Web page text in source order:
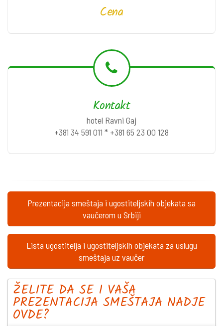
Cena
Kontakt
hotel Ravni Gaj
+381 34 591 011 * +381 65 23 00 128
Prezentacija smeštaja i ugostiteljskih objekata sa
vaučerom u Srbiji
Lista ugostitelja i ugostiteljskih objekata za uslugu
smeštaja uz vaučer
ŽELITE DA SE I VAŠA
PREZENTACIJA SMEŠTAJA NADJE
OVDE?